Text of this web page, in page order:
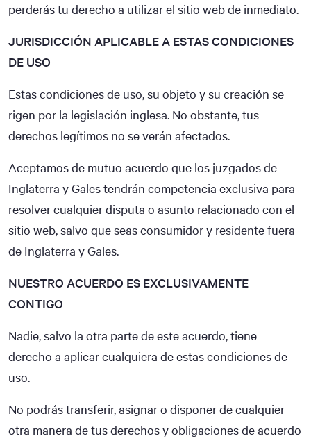
perderás tu derecho a utilizar el sitio web de inmediato.
JURISDICCIÓN APLICABLE A ESTAS CONDICIONES
DE USO
Estas condiciones de uso, su objeto y su creación se
rigen por la legislación inglesa. No obstante, tus
derechos legítimos no se verán afectados.
Aceptamos de mutuo acuerdo que los juzgados de
Inglaterra y Gales tendrán competencia exclusiva para
resolver cualquier disputa o asunto relacionado con el
sitio web, salvo que seas consumidor y residente fuera
de Inglaterra y Gales.
NUESTRO ACUERDO ES EXCLUSIVAMENTE
CONTIGO
Nadie, salvo la otra parte de este acuerdo, tiene
derecho a aplicar cualquiera de estas condiciones de
uso.
No podrás transferir, asignar o disponer de cualquier
otra manera de tus derechos y obligaciones de acuerdo